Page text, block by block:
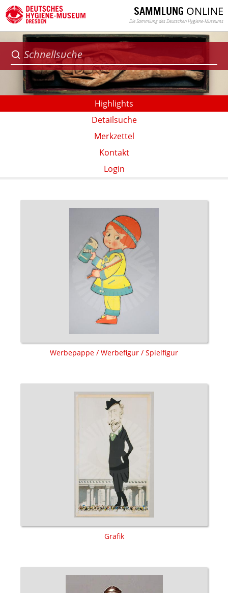
SAMMLUNG ONLINE
Die Sammlung des Deutschen Hygiene-Museums
Highlights
Detailsuche
Merkzettel
Kontakt
Login
Werbepappe / Werbefigur / Spielfigur
Grafik